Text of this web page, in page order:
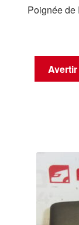
Poignée de